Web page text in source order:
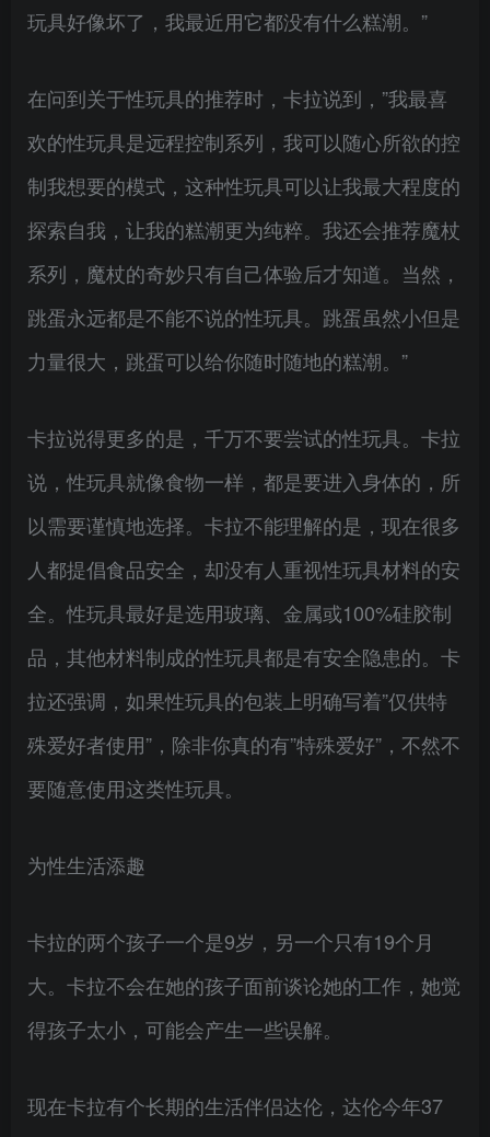
玩具好像坏了，我最近用它都没有什么糕潮。”
在问到关于性玩具的推荐时，卡拉说到，”我最喜
欢的性玩具是远程控制系列，我可以随心所欲的控
制我想要的模式，这种性玩具可以让我最大程度的
探索自我，让我的糕潮更为纯粹。我还会推荐魔杖
系列，魔杖的奇妙只有自己体验后才知道。当然，
跳蛋永远都是不能不说的性玩具。跳蛋虽然小但是
力量很大，跳蛋可以给你随时随地的糕潮。”
卡拉说得更多的是，千万不要尝试的性玩具。卡拉
说，性玩具就像食物一样，都是要进入身体的，所
以需要谨慎地选择。卡拉不能理解的是，现在很多
人都提倡食品安全，却没有人重视性玩具材料的安
全。性玩具最好是选用玻璃、金属或100%硅胶制
品，其他材料制成的性玩具都是有安全隐患的。卡
拉还强调，如果性玩具的包装上明确写着”仅供特
殊爱好者使用”，除非你真的有”特殊爱好”，不然不
要随意使用这类性玩具。
为性生活添趣
卡拉的两个孩子一个是9岁，另一个只有19个月
大。卡拉不会在她的孩子面前谈论她的工作，她觉
得孩子太小，可能会产生一些误解。
现在卡拉有个长期的生活伴侣达伦，达伦今年37